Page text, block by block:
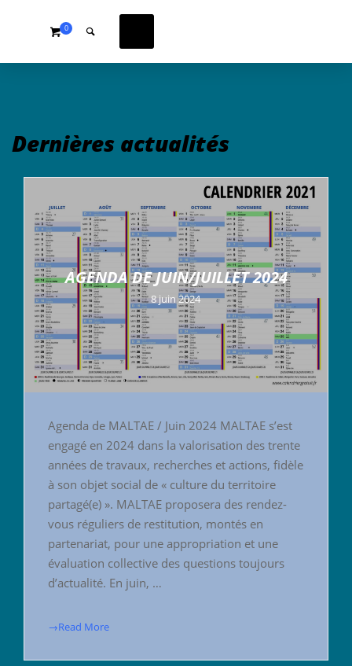
0
Dernières actualités
AGENDA DE JUIN/JUILLET 2024
8 juin 2024
Agenda de MALTAE / Juin 2024 MALTAE s’est
engagé en 2024 dans la valorisation des trente
années de travaux, recherches et actions, fidèle
à son objet social de « culture du territoire
partagé(e) ». MALTAE proposera des rendez-
vous réguliers de restitution, montés en
partenariat, pour une appropriation et une
évaluation collective des questions toujours
d’actualité. En juin, …
→Read More